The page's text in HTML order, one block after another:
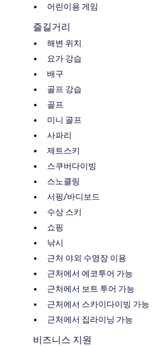
어린이용 게임
즐길거리
해변 위치
요가 강습
배구
골프 강습
골프
미니 골프
사파리
제트스키
스쿠버다이빙
스노클링
서핑/바디보드
수상 스키
쇼핑
낚시
근처 야외 수영장 이용
근처에서 에코투어 가능
근처에서 보트 투어 가능
근처에서 스카이다이빙 가능
근처에서 집라이닝 가능
비즈니스 지원